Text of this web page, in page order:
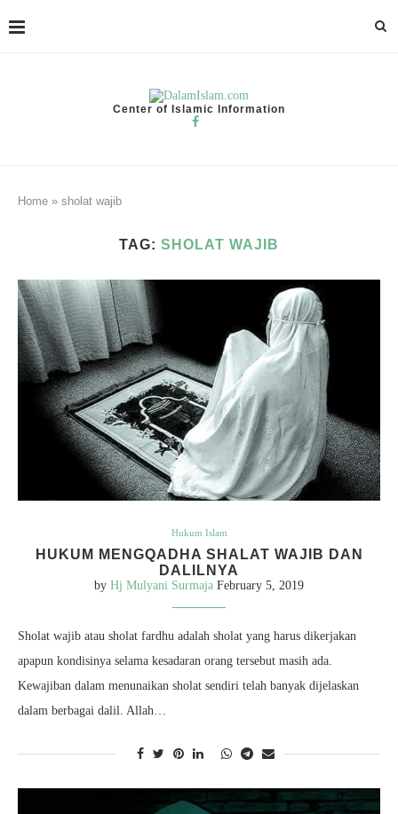
Center of Islamic Information
Home » sholat wajib
TAG: SHOLAT WAJIB
Hukum Islam
HUKUM MENGQADHA SHALAT WAJIB DAN
DALILNYA
by Hj Mulyani Surmaja February 5, 2019
Sholat wajib atau sholat fardhu adalah sholat yang harus dikerjakan
apapun kondisinya selama kesadaran orang tersebut masih ada.
Kewajiban dalam menunaikan sholat sendiri telah banyak dijelaskan
dalam berbagai dalil. Allah…